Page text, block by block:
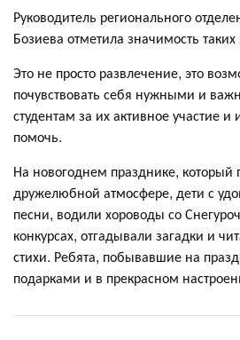
Руководитель регионального
Бозиева отметила значимость
Это не просто развлечение, это
почувствовать себя нужными и
студентам за их активное участие
помочь.
На новогоднем празднике, который
дружелюбной атмосфере, дети с
песни, водили хороводы со
конкурсах, отгадывали загадки и
стихи. Ребята, побывавшие на
подарками и в прекрасном